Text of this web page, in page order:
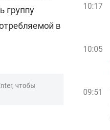
группу
в
чтобы
10:17
10:05
09:51